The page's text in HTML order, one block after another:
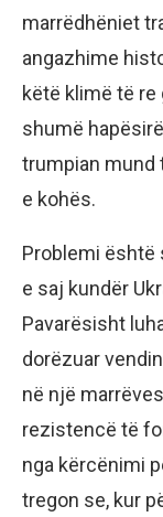
marrëdhëniet
angazhime
këtë klimë të re
shumë
trumpian mund
e kohës.
Problemi është
e saj kundër
Pavarësisht
dorëzuar
në një
rezistencë të
nga kërcënimi
tregon se, kur